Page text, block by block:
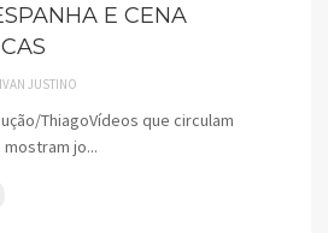
E CENA
JUSTINO
ThiagoVídeos que circulam
jo...